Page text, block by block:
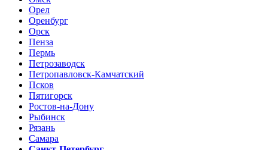
Орел
Оренбург
Орск
Пенза
Пермь
Петрозаводск
Петропавловск-Камчатский
Псков
Пятигорск
Ростов-на-Дону
Рыбинск
Рязань
Самара